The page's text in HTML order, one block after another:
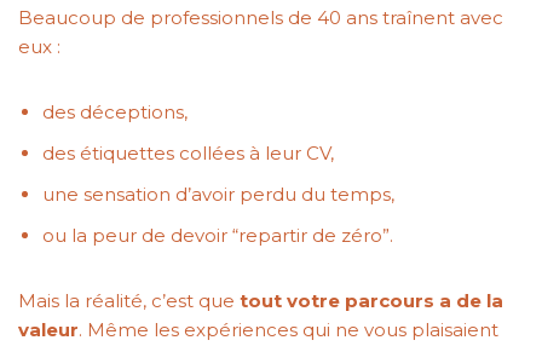
Beaucoup de professionnels de 40 ans traînent avec
eux :
des déceptions,
des étiquettes collées à leur CV,
une sensation d’avoir perdu du temps,
ou la peur de devoir “repartir de zéro”.
Mais la réalité, c’est que tout votre parcours a de la
valeur. Même les expériences qui ne vous plaisaient